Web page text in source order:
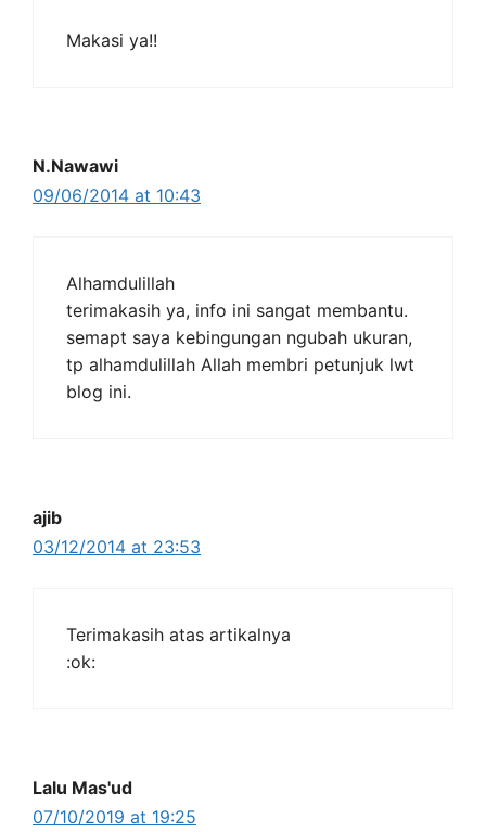
Makasi ya!!
N.Nawawi
09/06/2014 at 10:43
Alhamdulillah
terimakasih ya, info ini sangat membantu.
semapt saya kebingungan ngubah ukuran,
tp alhamdulillah Allah membri petunjuk lwt
blog ini.
ajib
03/12/2014 at 23:53
Terimakasih atas artikalnya
:ok:
Lalu Mas'ud
07/10/2019 at 19:25